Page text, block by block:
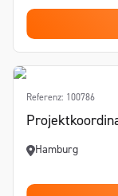
Referenz: 100786
Hamburg